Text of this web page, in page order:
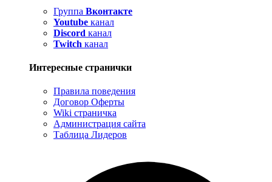
Группа Вконтакте
Youtube канал
Discord канал
Twitch канал
Интересные странички
Правила поведения
Договор Оферты
Wiki страничка
Администрация сайта
Таблица Лидеров